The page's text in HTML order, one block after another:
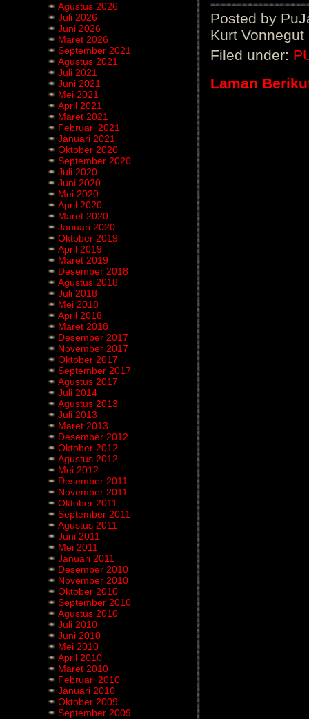
Agustus 2026
Juli 2026
Juni 2026
Maret 2026
September 2021
Agustus 2021
Juli 2021
Juni 2021
Mei 2021
April 2021
Maret 2021
Februari 2021
Januari 2021
Oktober 2020
September 2020
Juli 2020
Juni 2020
Mei 2020
April 2020
Maret 2020
Januari 2020
Oktober 2019
April 2019
Maret 2019
Desember 2018
Agustus 2018
Juli 2018
Mei 2018
April 2018
Maret 2018
Desember 2017
November 2017
Oktober 2017
September 2017
Agustus 2017
Juli 2014
Agustus 2013
Juli 2013
Maret 2013
Desember 2012
Oktober 2012
Agustus 2012
Mei 2012
Desember 2011
November 2011
Oktober 2011
September 2011
Agustus 2011
Juni 2011
Mei 2011
Januari 2011
Desember 2010
November 2010
Oktober 2010
September 2010
Agustus 2010
Juli 2010
Juni 2010
Mei 2010
April 2010
Maret 2010
Februari 2010
Januari 2010
Oktober 2009
September 2009
Posted by
Kurt
Filed under:
Laman